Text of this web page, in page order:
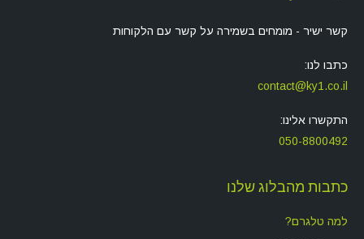
קשר ישיר - מומחים בשמירה על קשר עם הלקוחות
כתבו לנו:
contact@ky1.co.il
התקשרו אלינו:
050-8800492
כתבות מהבלוג שלנו
למה טלגרם?